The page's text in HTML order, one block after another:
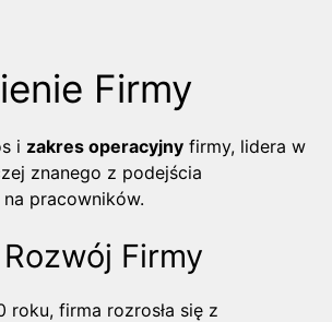
Firmy
i zakres operacyjny firmy, lidera w
znanego z podejścia
pracowników.
Firmy
roku, firma rozrosła się z